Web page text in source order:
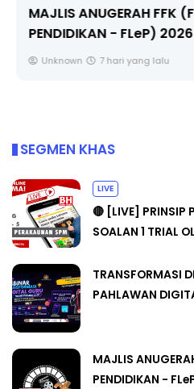
MAJLIS ANUGERAH FFK
PENDIDIKAN - FLeP) 2026
Unknown 7 hari yang lalu
SEGMEN KHAS
LIVE
🔴 [LIVE] PRINSIP
SOALAN 1 TRIAL
TRANSFORMASI
PAHLAWAN
MAJLIS
PENDIDIKAN -